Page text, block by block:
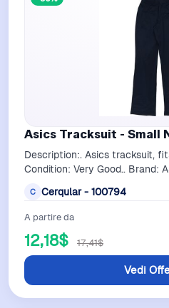
Asics Tracksuit - Small
Description:. Asics tracksuit,
Condition: Very Good.. Brand:
C Cerqular - 100794
A partire da
12,18$ 17,41$
Vedi